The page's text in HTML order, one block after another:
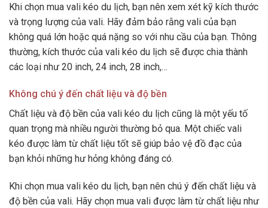
Khi chọn mua vali kéo du lịch, bạn nên xem xét kỹ kích thước
và trọng lượng của vali. Hãy đảm bảo rằng vali của bạn
không quá lớn hoặc quá nặng so với nhu cầu của bạn. Thông
thường, kích thước của vali kéo du lịch sẽ được chia thành
các loại như 20 inch, 24 inch, 28 inch,…
Không chú ý đến chất liệu và độ bền
Chất liệu và độ bền của vali kéo du lịch cũng là một yếu tố
quan trọng mà nhiều người thường bỏ qua. Một chiếc vali
kéo được làm từ chất liệu tốt sẽ giúp bảo vệ đồ đạc của
bạn khỏi những hư hỏng không đáng có.
Khi chọn mua vali kéo du lịch, bạn nên chú ý đến chất liệu và
độ bền của vali. Hãy chọn mua vali được làm từ chất liệu như